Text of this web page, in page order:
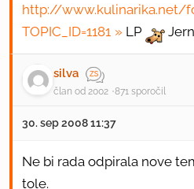
http://www.kulinarika.net/
TOPIC_ID=1181
LP
silva
član od 2002 871 sporočil
30. sep 2008 11:37
Ne bi rada odpirala nove
tole.